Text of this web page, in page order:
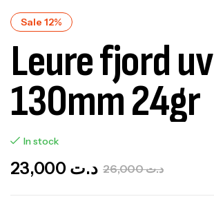
Sale 12%
Leure fjord uv
130mm 24gr
In stock
د.ت26,000 د.ت